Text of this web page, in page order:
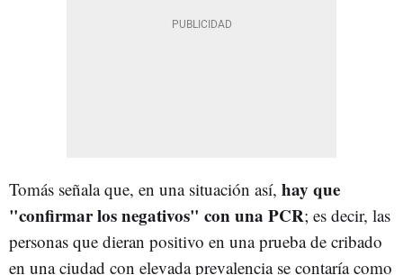
Tomás señala que, en una situación así, hay que
"confirmar los negativos" con una PCR; es decir, las
personas que dieran positivo en una prueba de cribado
en una ciudad con elevada prevalencia se contaría como